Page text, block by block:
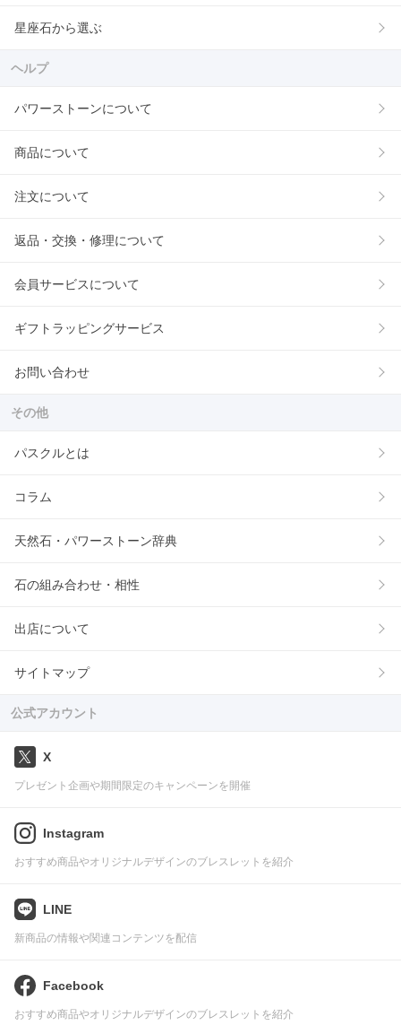
星座石から選ぶ
ヘルプ
パワーストーンについて
商品について
注文について
返品・交換・修理について
会員サービスについて
ギフトラッピングサービス
お問い合わせ
その他
パスクルとは
コラム
天然石・パワーストーン辞典
石の組み合わせ・相性
出店について
サイトマップ
公式アカウント
X
プレゼント企画や期間限定のキャンペーンを開催
Instagram
おすすめ商品やオリジナルデザインのブレスレットを紹介
LINE
新商品の情報や関連コンテンツを配信
Facebook
おすすめ商品やオリジナルデザインのブレスレットを紹介